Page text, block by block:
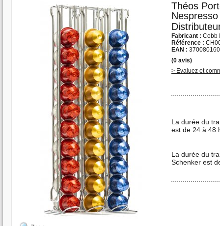
Théos
Nespresso
Fabricant : Cobb
Référence :
EAN :
(0 avis)
> Evaluez et
La durée du
est de 24 à 48
La durée du
Schenker est